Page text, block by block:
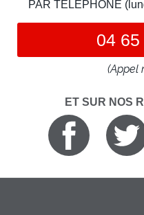
PAR TELEPHONE
04
(Appel
ET SUR NOS